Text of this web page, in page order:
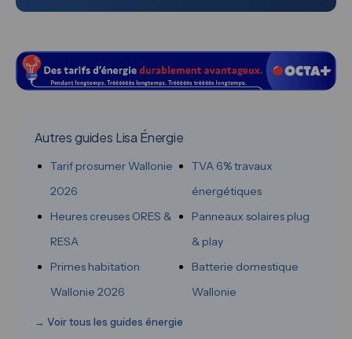
Autres guides Lisa Énergie
Tarif prosumer Wallonie
2026
Heures creuses ORES &
RESA
Primes habitation
Wallonie 2026
TVA 6% travaux
énergétiques
Panneaux solaires plug
& play
Batterie domestique
Wallonie
→ Voir tous les guides énergie